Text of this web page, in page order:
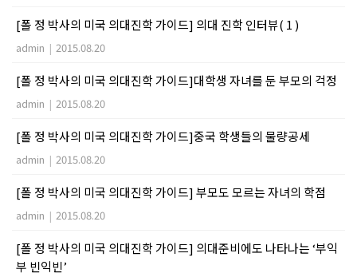
[폴 정 박사의 미국 의대진학 가이드] 의대 진학 인터뷰( 1 )
admin | 2015.08.20
[폴 정 박사의 미국 의대진학 가이드]대학생 자녀를 둔 부모의 걱정
admin | 2015.08.20
[폴 정 박사의 미국 의대진학 가이드]중국 학생들의 물량공세
admin | 2015.08.20
[폴 정 박사의 미국 의대진학 가이드] 부모도 모르는 자녀의 학점
admin | 2015.08.20
[폴 정 박사의 미국 의대진학 가이드] 의대준비에도 나타나는 ‘부익
부 빈익빈’